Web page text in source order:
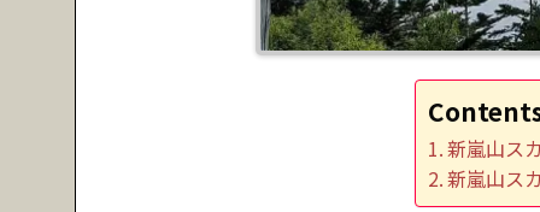
新嵐山ス
新嵐山ス